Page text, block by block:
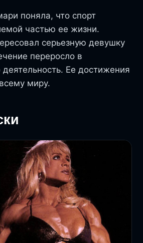
поняла, что спорт
частью ее жизни.
серьезную девушку
переросло в
Ее достижения
миру.